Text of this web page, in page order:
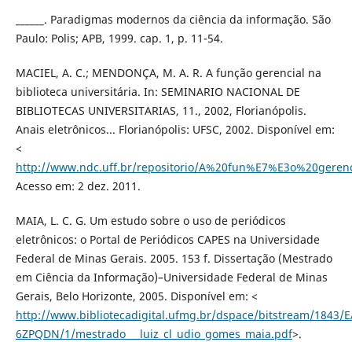
______. Paradigmas modernos da ciência da informação. São
Paulo: Polis; APB, 1999. cap. 1, p. 11-54.
MACIEL, A. C.; MENDONÇA, M. A. R. A função gerencial na
biblioteca universitária. In: SEMINARIO NACIONAL DE
BIBLIOTECAS UNIVERSITARIAS, 11., 2002, Florianópolis.
Anais eletrônicos... Florianópolis: UFSC, 2002. Disponível em:
<
http://www.ndc.uff.br/repositorio/
Acesso em: 2 dez. 2011.
MAIA, L. C. G. Um estudo sobre o uso de periódicos
eletrônicos: o Portal de Periódicos CAPES na Universidade
Federal de Minas Gerais. 2005. 153 f. Dissertação (Mestrado
em Ciência da Informação)–Universidade Federal de Minas
Gerais, Belo Horizonte, 2005. Disponível em: <
http://www.bibliotecadigital.ufmg.br/dspace/bitstream/1843/
6ZPQDN/1/mestrado___luiz_cl_udio_gomes_maia.pdf>.